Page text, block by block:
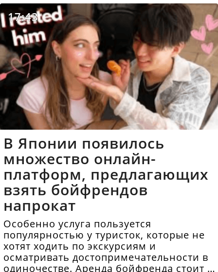
17:43
В Японии появилось
множество онлайн-
платформ, предлагающих
взять бойфрендов
напрокат
Особенно услуга пользуется
популярностью у туристок, которые не
хотят ходить по экскурсиям и
осматривать достопримечательности в
одиночестве. Аренда бойфренда стоит в